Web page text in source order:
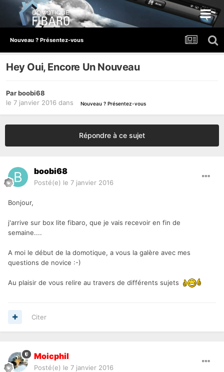
Nouveau ? Présentez-vous
Hey Oui, Encore Un Nouveau
Parboobi68
le 7 janvier 2016 dans Nouveau ? Présentez-vous
Répondre à ce sujet
boobi68
Posté(e) le 7 janvier 2016
Bonjour,
j'arrive sur box lite fibaro, que je vais recevoir en fin de
semaine....
A moi le début de la domotique, a vous la galère avec mes
questions de novice :-)
Au plaisir de vous relire au travers de différents sujets
Citer
Moicphil
Posté(e) le 7 janvier 2016